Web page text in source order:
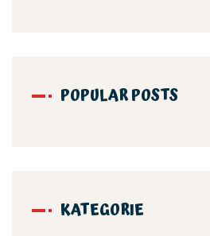
POPULAR POSTS
KATEGORIE